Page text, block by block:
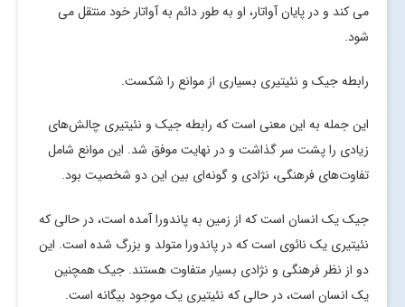
می کند و در پایان آواتار، او به طور دائم به آواتار خود منتقل می
شود.
رابطه جیک و نئیتیری بسیاری از موانع را شکست.
این جمله به این معنی است که رابطه جیک و نئیتیری چالش‌های
زیادی را پشت سر گذاشت و در نهایت موفق شد. این موانع شامل
تفاوت‌های فرهنگی، نژادی و گونه‌ای بین این دو شخصیت بود.
جیک یک انسان است که از زمین به پاندورا آمده است، در حالی که
نئیتیری یک نائوی است که در پاندورا متولد و بزرگ شده است. این
دو از نظر فرهنگی و نژادی بسیار متفاوت هستند. جیک همچنین
یک انسان است، در حالی که نئیتیری یک موجود بیگانه است.